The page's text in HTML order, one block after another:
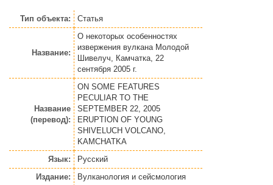
Тип объекта: Статья
Название:
О некоторых особенностях
извержения вулкана Молодой
Шивелуч, Камчатка, 22
сентября 2005 г.
Название
(перевод):
ON SOME FEATURES
PECULIAR TO THE
SEPTEMBER 22, 2005
ERUPTION OF YOUNG
SHIVELUCH VOLCANO,
KAMCHATKA
Язык:
Русский
Издание:
Вулканология и сейсмология